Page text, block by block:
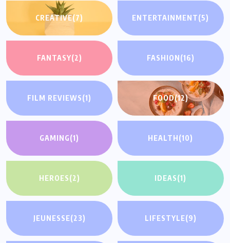
CREATIVE(7) ENTERTAINMENT(5)
FANTASY(2) FASHION(16)
FILM REVIEWS(1) FOOD(12)
GAMING(1) HEALTH(10)
HEROES(2) IDEAS(1)
JEUNESSE(23) LIFESTYLE(9)